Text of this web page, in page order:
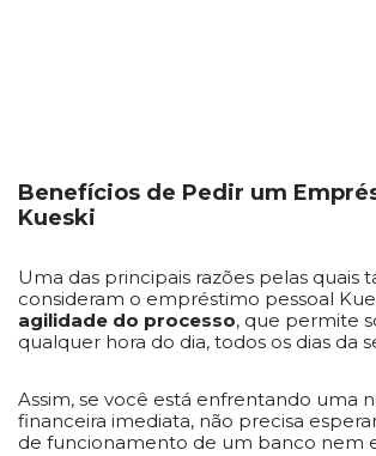
Benefícios de Pedir um
Kueski
Uma das principais razões pelas quais
consideram o empréstimo pessoal
agilidade do processo, que permite
qualquer hora do dia, todos os dias da
Assim, se você está enfrentando uma
financeira imediata, não precisa
de funcionamento de um banco nem